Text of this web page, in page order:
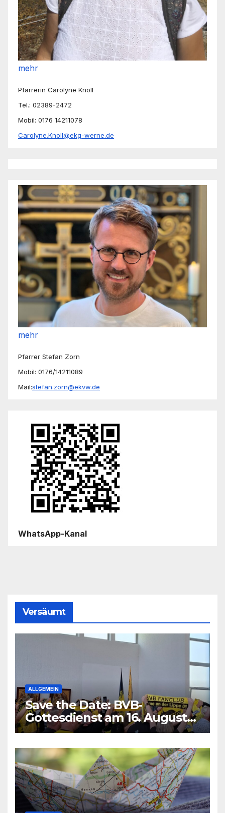
mehr
Pfarrerin Carolyne Knoll
Tel.: 02389-2472
Mobil: 0176 14211078
Carolyne.Knoll@ekg-werne.de
mehr
Pfarrer Stefan Zorn
Mobil: 0176/14211089
Mail:stefan.zorn@ekvw.de
WhatsApp-Kanal
Versäumt
ALLGEMEIN
Save the Date: BVB-
Gottesdienst am 16. August
2026